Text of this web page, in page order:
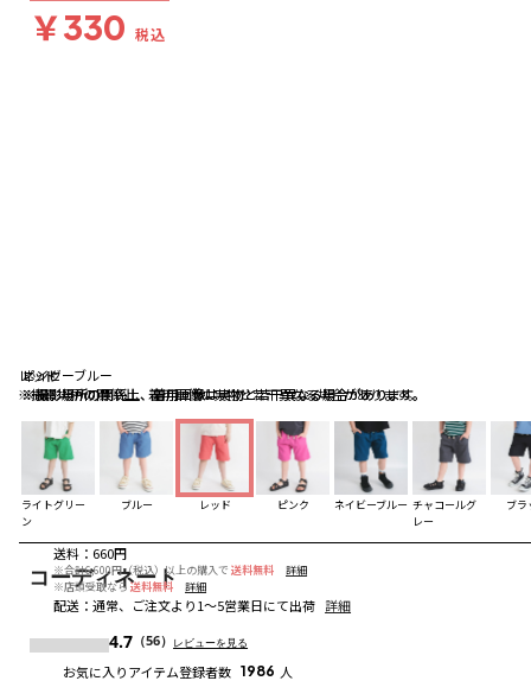
レッド
※撮影場所の関係上、着用画像は実物と若干異なる場合があります。
ピンク
※撮影場所の関係上、着用画像は実物と若干異なる場合があります。
ネイビーブルー
※撮影場所の関係上、着用画像は実物と若干異なる場合があります。
ライトグリー
ン
ブルー レッド ピンク ネイビーブルー チャコールグ
レー
ブラ
コーディネート
送料 ： 660円
※合計6,600円（税込）以上の購入で 送料無料
詳細
※店頭受取なら 送料無料 詳細
配送 ：通常、ご注文より1～5営業日にて出荷 詳細
4.7 （56） レビューを見る
お気に入りアイテム登録者数 1986 人
￥330 税込